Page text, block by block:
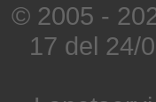
© 2005 -
17 del 24/